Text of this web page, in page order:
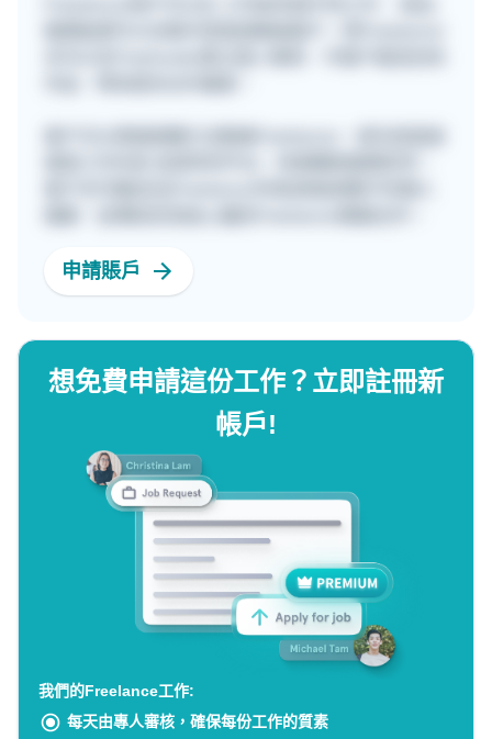
申請賬戶
想免費申請這份工作？立即註冊新
帳戶!
我們的Freelance工作:
每天由專人審核，確保每份工作的質素